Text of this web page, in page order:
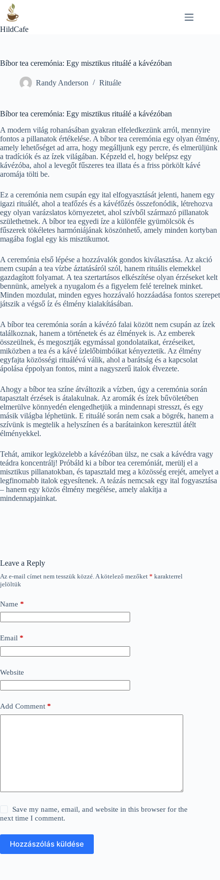
Skip
content
HildCafe
Bíbor tea ceremónia: Egy misztikus rituálé a kávézóban
Randy Anderson Rituále
Bíbor tea ceremónia: Egy misztikus rituálé a kávézóban
A modern világ rohanásában gyakran elfeledkezünk arról, mennyire
fontos a pillanatok értékelése. A bíbor tea ceremónia egy olyan élmény,
amely lehetőséget ad arra, hogy megálljunk egy percre, és elmerüljünk
a tradíciók és az ízek világában. Képzeld el, hogy belépsz egy
kávézóba, ahol a levegőt fűszeres tea illata és a friss pörkölt kávé
aromája tölti be.
Ez a ceremónia nem csupán egy ital elfogyasztását jelenti, hanem egy
igazi rituálét, ahol a teafőzés és a kávéfőzés összefonódik, létrehozva
egy olyan varázslatos környezetet, ahol szívből származó pillanatok
születhetnek. A bíbor tea egyedi íze a különféle gyümölcsök és
fűszerek tökéletes harmóniájának köszönhető, amely minden kortyban
magába foglal egy kis misztikumot.
A ceremónia első lépése a hozzávalók gondos kiválasztása. Az akció
nem csupán a tea vízbe áztatásáról szól, hanem rituális elemekkel
gazdagított folyamat. A tea szertartásos elkészítése olyan érzéseket kelt
bennünk, amelyek a nyugalom és a figyelem felé terelnek minket.
Minden mozdulat, minden egyes hozzávaló hozzáadása fontos szerepet
játszik a végső íz és élmény kialakításában.
A bíbor tea ceremónia során a kávézó falai között nem csupán az ízek
találkoznak, hanem a történetek és az élmények is. Az emberek
összeülnek, és megosztják egymással gondolataikat, érzéseiket,
miközben a tea és a kávé ízlelőbimbóikat kényeztetik. Az élmény
egyfajta közösségi rituálévá válik, ahol a barátság és a kapcsolat
ápolása éppolyan fontos, mint a nagyszerű italok élvezete.
Ahogy a bíbor tea színe átváltozik a vízben, úgy a ceremónia során
tapasztalt érzések is átalakulnak. Az aromák és ízek bűvöletében
elmerülve könnyedén elengedhetjük a mindennapi stresszt, és egy
másik világba léphetünk. E rituálé során nem csak a bögrék, hanem a
szívünk is megtelik a helyszínen és a barátainkon keresztül átélt
élményekkel.
Tehát, amikor legközelebb a kávézóban ülsz, ne csak a kávédra vagy
teádra koncentrálj! Próbáld ki a bíbor tea ceremóniát, merülj el a
misztikus pillanatokban, és tapasztald meg a közösség erejét, amelyet a
legfinomabb italok egyesítenek. A teázás nemcsak egy ital fogyasztása
– hanem egy közös élmény megélése, amely alakítja a
mindennapjainkat.
Leave a Reply
Az e-mail címet nem tesszük közzé. A kötelező mezőket * karakterrel
jelöltük
Name *
Email *
Website
Add Comment *
Save my name, email, and website in this browser for the
next time I comment.
Hozzászólás küldése